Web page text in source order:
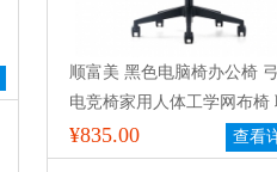
顺富美 黑色电脑椅办公椅
电竞椅家用人体工学网布椅
员椅靠背转椅老板椅学习椅
播游戏网红小椅子
¥835.00 查看